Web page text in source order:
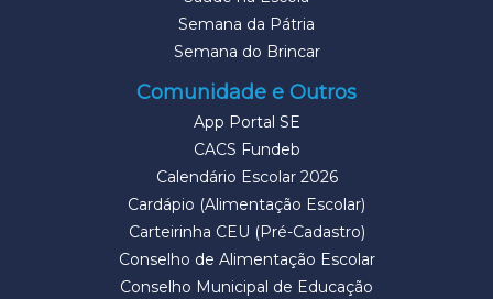
Semana da Pátria
Semana do Brincar
Comunidade e Outros
App Portal SE
CACS Fundeb
Calendário Escolar 2026
Cardápio (Alimentação Escolar)
Carteirinha CEU (Pré-Cadastro)
Conselho de Alimentação Escolar
Conselho Municipal de Educação